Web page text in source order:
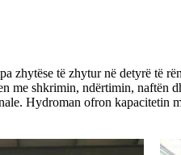
zhytëse të zhytur në detyrë të
me shkrimin, ndërtimin, naftën
Hydroman ofron kapacitetin